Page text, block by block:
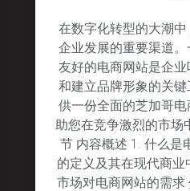
在数字化转型的大潮
企业发展的重要渠道
友好的电商网站是企
和建立品牌形象的关
供一份全面的芝加哥
助您在竞争激烈的市场
节 内容概述 1. 什么是
的定义及其在现代商
市场对电商网站的需